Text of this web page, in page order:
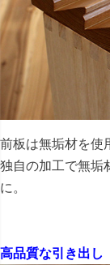
前板は無垢材を使
独自の加工で無垢
に。
高品質な引き出し